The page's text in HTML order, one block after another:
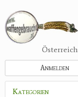
zum
Inhalt
Österreich
Anmelden
Kategorien